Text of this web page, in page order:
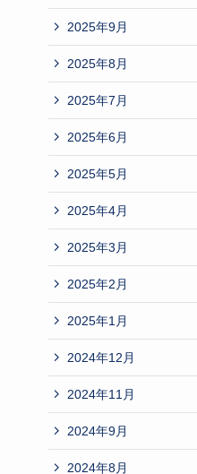
2025年9月
2025年8月
2025年7月
2025年6月
2025年5月
2025年4月
2025年3月
2025年2月
2025年1月
2024年12月
2024年11月
2024年9月
2024年8月